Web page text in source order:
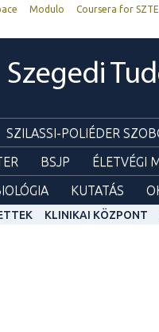
Modulo Coursera for SZTE
Szegedi
SZILASSI-POLIÉDER
BSJP ÉLETVÉGI
KUTATÁS
KLINIKAI KÖZPONT